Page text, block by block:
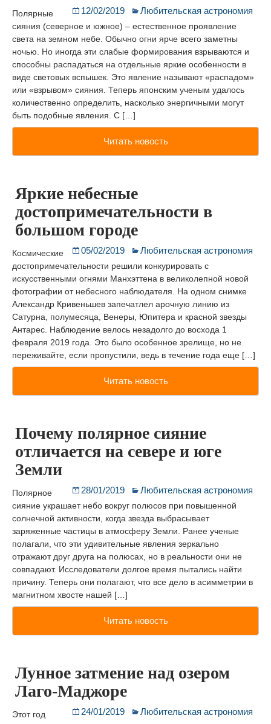
12/02/2019 Любительская астрономия
Полярные
сияния (северное и южное) – естественное проявление
света на земном небе. Обычно огни ярче всего заметны
ночью. Но иногда эти слабые формирования взрываются и
способны распадаться на отдельные яркие особенности в
виде световых вспышек. Это явление называют «распадом»
или «взрывом» сияния. Теперь японским ученым удалось
количественно определить, насколько энергичными могут
быть подобные явления. С […]
Читать новость
Яркие небесные
достопримечательности в
большом городе
05/02/2019 Любительская астрономия
Космические
достопримечательности решили конкурировать с
искусственными огнями Манхэттена в великолепной новой
фотографии от небесного наблюдателя. На одном снимке
Александр Кривеньшев запечатлел арочную линию из
Сатурна, полумесяца, Венеры, Юпитера и красной звезды
Антарес. Наблюдение велось незадолго до восхода 1
февраля 2019 года. Это было особенное зрелище, но не
переживайте, если пропустили, ведь в течение года еще […]
Читать новость
Почему полярное сияние
отличается на севере и юге
Земли
28/01/2019 Любительская астрономия
Полярное
сияние украшает небо вокруг полюсов при повышенной
солнечной активности, когда звезда выбрасывает
заряженные частицы в атмосферу Земли. Ранее ученые
полагали, что эти удивительные явления зеркально
отражают друг друга на полюсах, но в реальности они не
совпадают. Исследователи долгое время пытались найти
причину. Теперь они полагают, что все дело в асимметрии в
магнитном хвосте нашей […]
Читать новость
Лунное затмение над озером
Лаго-Маджоре
24/01/2019 Любительская астрономия
Этот год